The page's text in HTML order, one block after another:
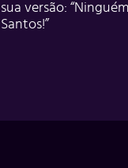
sua versão:
Santos!”